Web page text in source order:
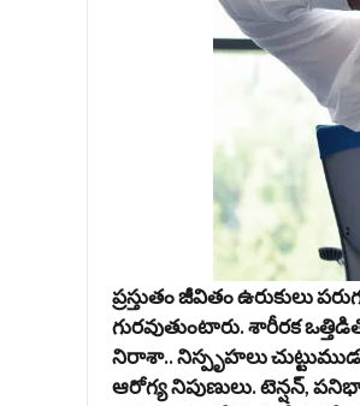
ప్రస్తుతం జీవితం
గురవుతుంటారు. శారీరక
నిరాశా.. నిస్పృహలు
ఆరోగ్య నిపుణులు. టెన్షన్,